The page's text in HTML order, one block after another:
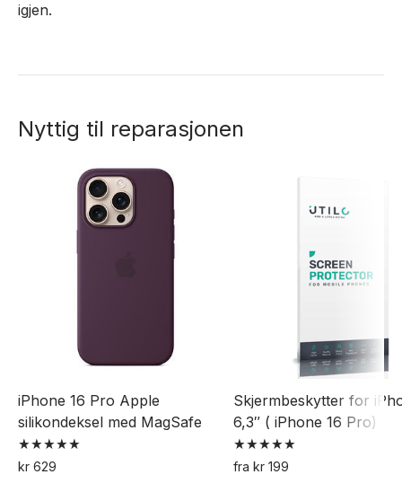
igjen.
Nyttig til reparasjonen
iPhone 16 Pro Apple
silikondeksel med MagSafe
Vurdert
5.00
kr 629
Skjermbeskytter for
6,3″ ( iPhone 16 Pro)
Vurdert
5.00
fra kr199